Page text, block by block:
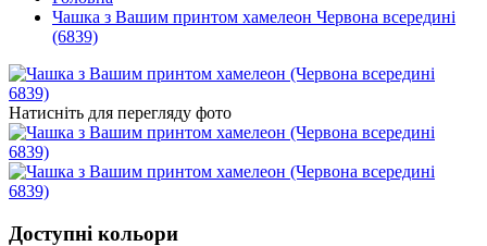
Чашка з Вашим принтом хамелеон Червона всередині
(6839)
Натисніть для перегляду фото
Доступні кольори